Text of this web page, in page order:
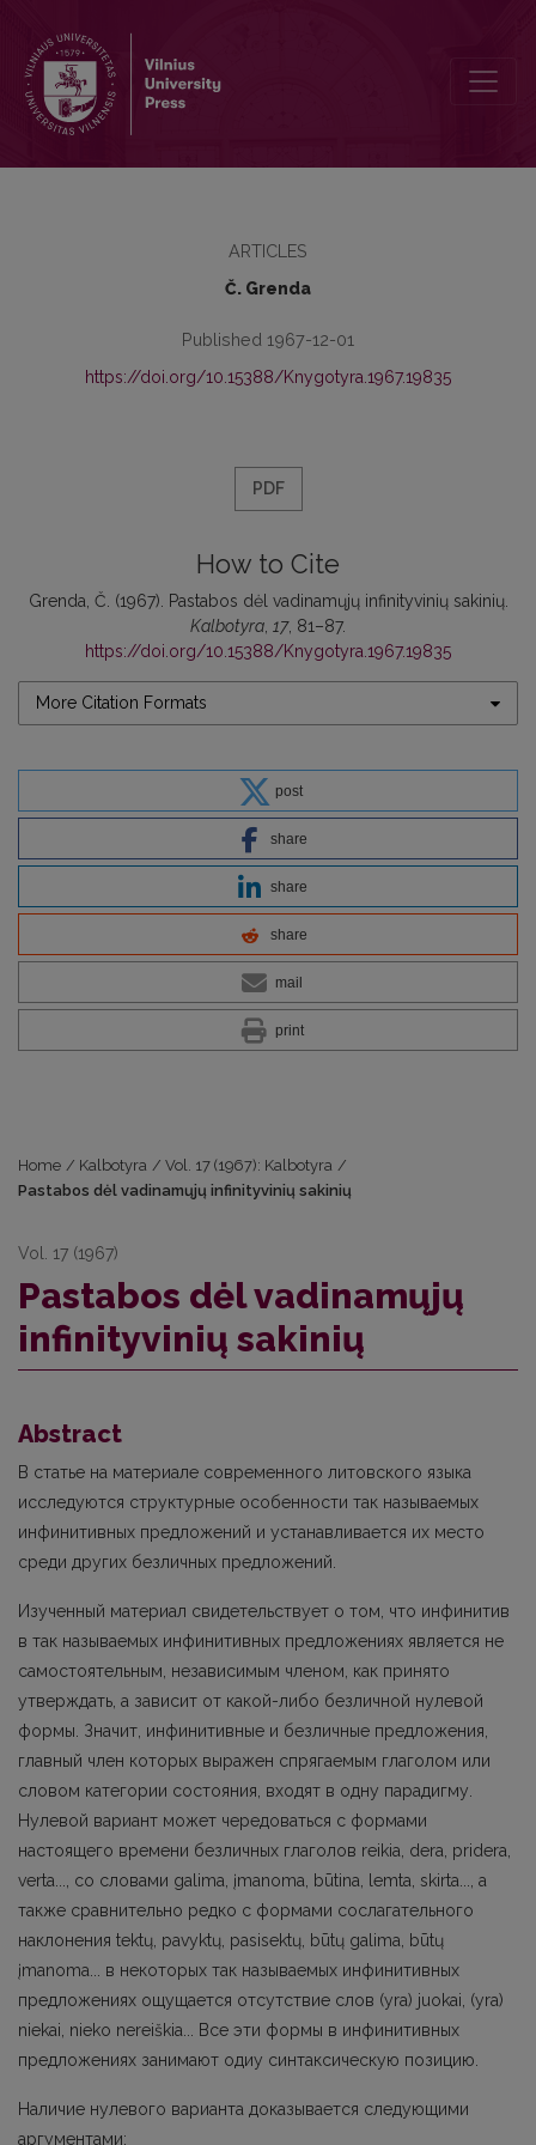
ARTICLES
Č. Grenda
Published 1967-12-01
https://doi.org/10.15388/Knygotyra.1967.19835
PDF
How to Cite
Grenda, Č. (1967). Pastabos dėl vadinamųjų infinityvinių sakinių.
Kalbotyra 17, 81–87.
https://doi.org/10.15388/Knygotyra.1967.19835
More Citation Formats
post
share
share
share
mail
print
Home / Kalbotyra / Vol. 17 (1967): Kalbotyra /
Pastabos dėl vadinamųjų infinityvinių sakinių
Vol. 17 (1967)
Pastabos dėl vadinamųjų
infinityvinių sakinių
Abstract
В статье на материале современного литовского языка
исследуются структурные особенности так называемых
инфинитивных предложений и устанавливается их место
среди других безличных предложений.
Изученный материал свидетельствует о том, что инфинитив
в так называемых инфинитивных предложениях является не
самостоятельным, независимым членом, как принято
утверждать, а зависит от какой-либо безличной нулевой
формы. Значит, инфинитивные и безличные предложения,
главный член которых выражен спрягаемым глагoлом или
словом категории состояния, входят в одну парадигму.
Нулевой вариант может чередоваться с формами
настоящего времени безличных глагoлов reikia, dera, pridera,
verta..., со словами galima, įmanoma, būtina, lemta, skirta..., а
также сравнительно редко с формами сослагательного
наклонения tektų, раvуktų, раsisеktų, būtų galima, būtų
įmanoma... в некоторых так называемых инфинитивных
предложениях ощущается отсутствие слов (уrа) juokai, (уrа)
niekai, nieko nereiškia... Все эти формы в инфинитивных
предложениях занимают одиу синтаксическую позицию.
Наличие нулевогo варианта доказывается следующими
аргументами: